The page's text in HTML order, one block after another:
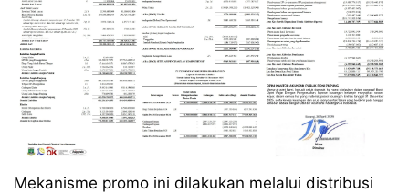
Mekanisme promo ini dilakukan melalui distribusi